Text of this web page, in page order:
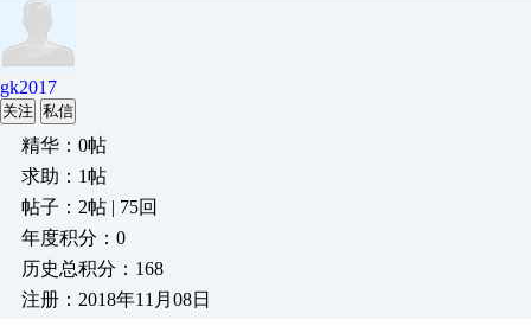
gk2017
关注 私信
精华：0帖
求助：1帖
帖子：2帖 | 75回
年度积分：0
历史总积分：168
注册：2018年11月08日